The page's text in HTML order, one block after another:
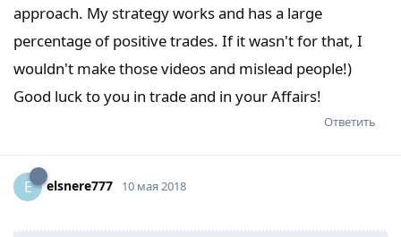
approach. My strategy works and has a large
percentage of positive trades. If it wasn't for that, I
wouldn't make those videos and mislead people!)
Good luck to you in trade and in your Affairs!
Ответить
E elsnere777 10 мая 2018